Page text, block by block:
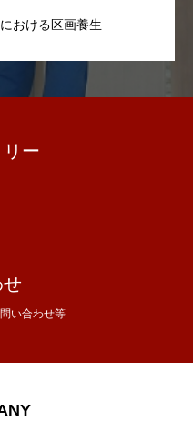
おける区画養生
ー
せ
い合わせ等